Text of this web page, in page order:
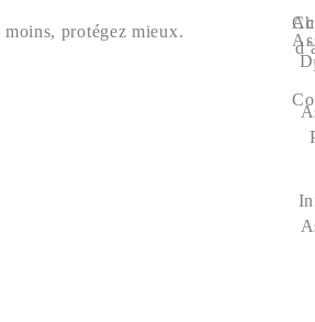
moins, protégez mieux.